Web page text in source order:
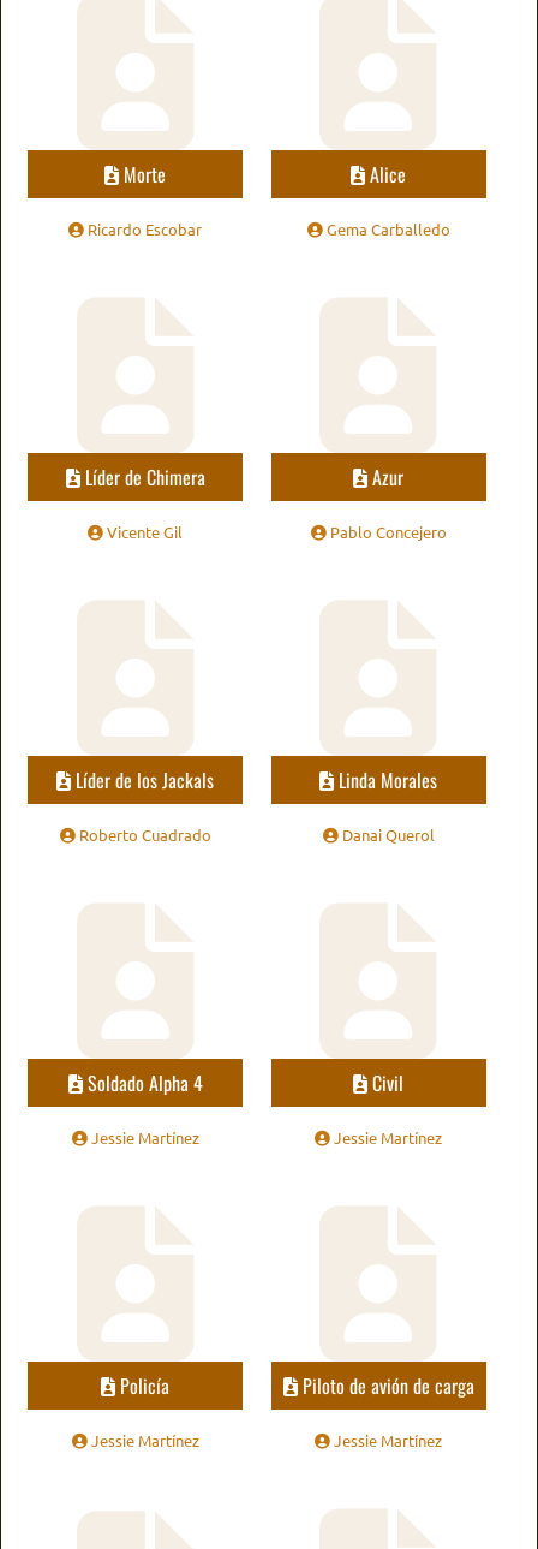
Morte
Ricardo Escobar
Alice
Gema Carballedo
Líder de Chimera
Vicente Gil
Azur
Pablo Concejero
Líder de los Jackals
Roberto Cuadrado
Linda Morales
Danai Querol
Soldado Alpha 4
Jessie Martínez
Civil
Jessie Martínez
Policía
Jessie Martínez
Piloto de avión de carga
Jessie Martínez